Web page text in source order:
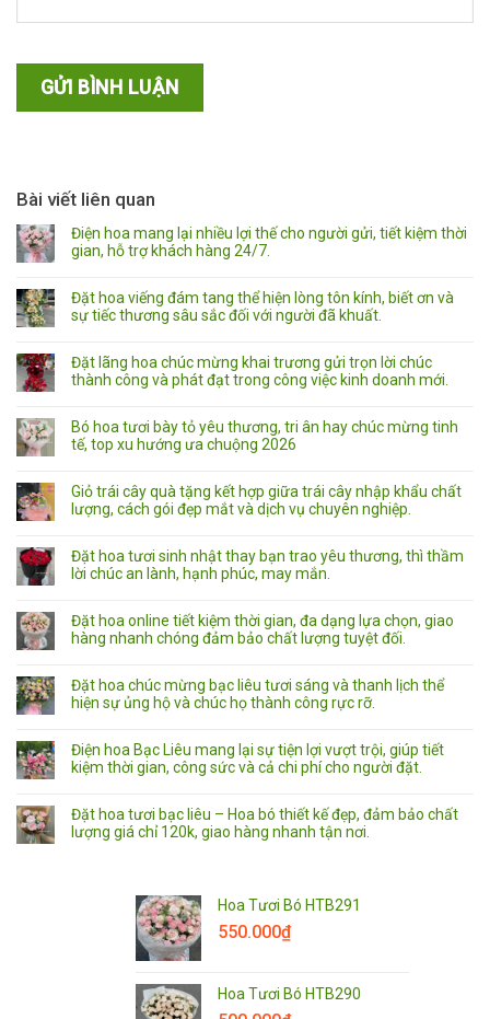
Bài viết liên quan
Điện hoa mang lại nhiều lợi thế cho người gửi, tiết kiệm thời
gian, hỗ trợ khách hàng 24/7.
Đặt hoa viếng đám tang thể hiện lòng tôn kính, biết ơn và
sự tiếc thương sâu sắc đối với người đã khuất.
Đặt lãng hoa chúc mừng khai trương gửi trọn lời chúc
thành công và phát đạt trong công việc kinh doanh mới.
Bó hoa tươi bày tỏ yêu thương, tri ân hay chúc mừng tinh
tế, top xu hướng ưa chuộng 2026
Giỏ trái cây quà tặng kết hợp giữa trái cây nhập khẩu chất
lượng, cách gói đẹp mắt và dịch vụ chuyên nghiệp.
Đặt hoa tươi sinh nhật thay bạn trao yêu thương, thì thầm
lời chúc an lành, hạnh phúc, may mắn.
Đặt hoa online tiết kiệm thời gian, đa dạng lựa chọn, giao
hàng nhanh chóng đảm bảo chất lượng tuyệt đối.
Đặt hoa chúc mừng bạc liêu tươi sáng và thanh lịch thể
hiện sự ủng hộ và chúc họ thành công rực rỡ.
Điện hoa Bạc Liêu mang lại sự tiện lợi vượt trội, giúp tiết
kiệm thời gian, công sức và cả chi phí cho người đặt.
Đặt hoa tươi bạc liêu – Hoa bó thiết kế đẹp, đảm bảo chất
lượng giá chỉ 120k, giao hàng nhanh tận nơi.
Hoa Tươi Bó HTB291
550.000₫
Hoa Tươi Bó HTB290